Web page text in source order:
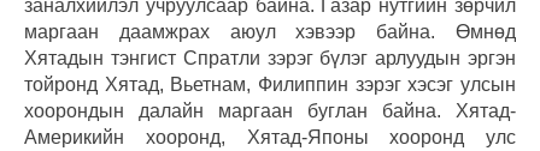
заналхийлэл учруулсаар байна. Газар нутгийн зөрчил
маргаан даамжрах аюул хэвээр байна. Өмнөд
Хятадын тэнгист Спратли зэрэг бүлэг арлуудын эргэн
тойронд Хятад, Вьетнам, Филиппин зэрэг хэсэг улсын
хоорондын далайн маргаан буглан байна. Хятад-
Америкийн хооронд, Хятад-Японы хооронд улс